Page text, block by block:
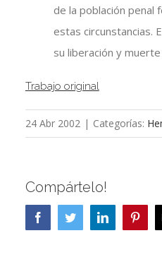
de la población penal
estas circunstancias.
su liberación y
Trabajo original
24 Abr 2002 | Categorías:
Compártelo!
FacebookTwitterLinkedIn